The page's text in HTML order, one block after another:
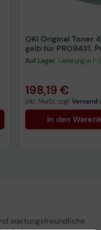
OKI Original Toner
gelb für PRO9431,
PRO9542
Auf Lager: Lieferung in
198,19 €
inkl. MwSt. zzgl. Versand
In den
wartungsfreundliche